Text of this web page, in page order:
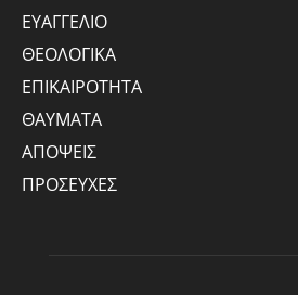
ΕΥΑΓΓΕΛΙΟ
ΘΕΟΛΟΓΙΚΑ
ΕΠΙΚΑΙΡΟΤΗΤΑ
ΘΑΥΜΑΤΑ
ΑΠΟΨΕΙΣ
ΠΡΟΣΕΥΧΕΣ